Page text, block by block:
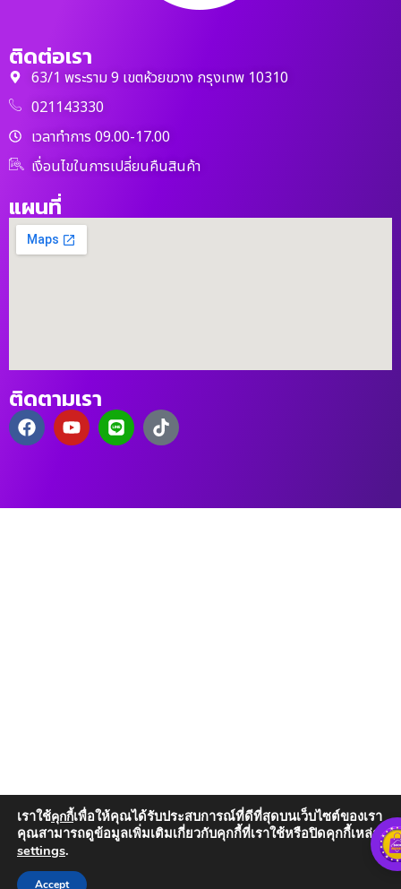
ติดต่อเรา
63/1 พระราม 9 เขตห้วยขวาง กรุงเทพ 10310
021143330
เวลาทำการ 09.00-17.00
เงื่อนไขในการเปลี่ยนคืนสินค้า
แผนที่
ติดตามเรา
เราใช้คุกกี้เพื่อให้คุณได้รับประสบการณ์ที่ดีที่สุดบนเว็บไซต์ของเรา
คุณสามารถดูข้อมูลเพิ่มเติมเกี่ยวกับคุกกี้ที่เราใช้หรือปิดคุกกี้เหล่านั้น
settings.
Accept